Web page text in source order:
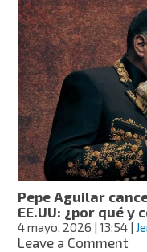
y
su
a
su
Pepe Aguilar
EE.UU: ¿por qué
4 mayo, 2026 | 13:54 |
Leave a Commenton